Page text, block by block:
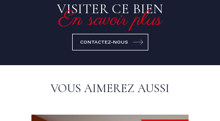
VISITER CE BIEN
En savoir plus
CONTACTEZ-NOUS
VOUS AIMEREZ AUSSI